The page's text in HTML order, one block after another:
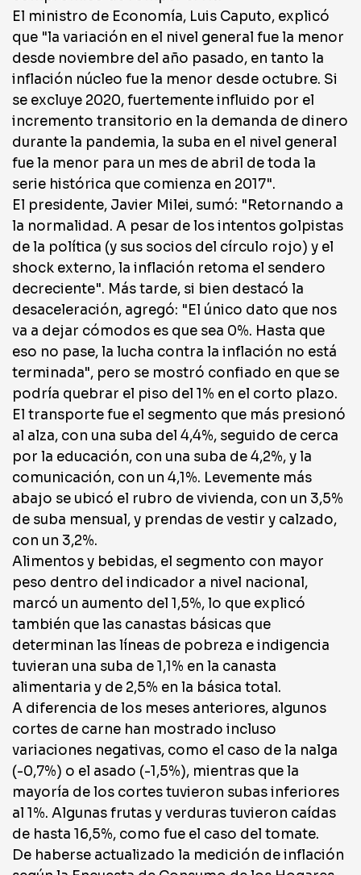
El ministro de Economía, Luis Caputo, explicó
que "la variación en el nivel general fue la menor
desde noviembre del año pasado, en tanto la
inflación núcleo fue la menor desde octubre. Si
se excluye 2020, fuertemente influido por el
incremento transitorio en la demanda de dinero
durante la pandemia, la suba en el nivel general
fue la menor para un mes de abril de toda la
serie histórica que comienza en 2017".
El presidente, Javier Milei, sumó: "Retornando a
la normalidad. A pesar de los intentos golpistas
de la política (y sus socios del círculo rojo) y el
shock externo, la inflación retoma el sendero
decreciente". Más tarde, si bien destacó la
desaceleración, agregó: "El único dato que nos
va a dejar cómodos es que sea 0%. Hasta que
eso no pase, la lucha contra la inflación no está
terminada", pero se mostró confiado en que se
podría quebrar el piso del 1% en el corto plazo.
El transporte fue el segmento que más presionó
al alza, con una suba del 4,4%, seguido de cerca
por la educación, con una suba de 4,2%, y la
comunicación, con un 4,1%. Levemente más
abajo se ubicó el rubro de vivienda, con un 3,5%
de suba mensual, y prendas de vestir y calzado,
con un 3,2%.
Alimentos y bebidas, el segmento con mayor
peso dentro del indicador a nivel nacional,
marcó un aumento del 1,5%, lo que explicó
también que las canastas básicas que
determinan las líneas de pobreza e indigencia
tuvieran una suba de 1,1% en la canasta
alimentaria y de 2,5% en la básica total.
A diferencia de los meses anteriores, algunos
cortes de carne han mostrado incluso
variaciones negativas, como el caso de la nalga
(-0,7%) o el asado (-1,5%), mientras que la
mayoría de los cortes tuvieron subas inferiores
al 1%. Algunas frutas y verduras tuvieron caídas
de hasta 16,5%, como fue el caso del tomate.
De haberse actualizado la medición de inflación